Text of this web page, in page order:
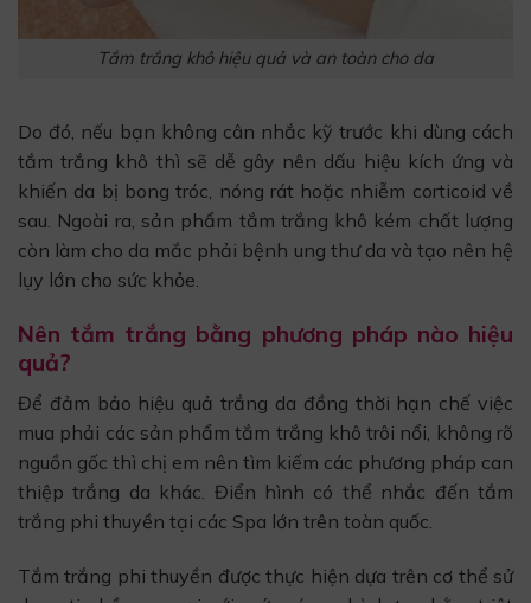
Tắm trắng khô hiệu quả và an toàn cho da
Do đó, nếu bạn không cân nhắc kỹ trước khi dùng cách
tắm trắng khô thì sẽ dễ gây nên dấu hiệu kích ứng và
khiến da bị bong tróc, nóng rát hoặc nhiễm corticoid về
sau. Ngoài ra, sản phẩm tắm trắng khô kém chất lượng
còn làm cho da mắc phải bệnh ung thư da và tạo nên hệ
lụy lớn cho sức khỏe.
Nên tắm trắng bằng phương pháp nào hiệu
quả?
Để đảm bảo hiệu quả trắng da đồng thời hạn chế việc
mua phải các sản phẩm tắm trắng khô trôi nổi, không rõ
nguồn gốc thì chị em nên tìm kiếm các phương pháp can
thiệp trắng da khác. Điển hình có thể nhắc đến tắm
trắng phi thuyền tại các Spa lớn trên toàn quốc.
Tắm trắng phi thuyền được thực hiện dựa trên cơ thể sử